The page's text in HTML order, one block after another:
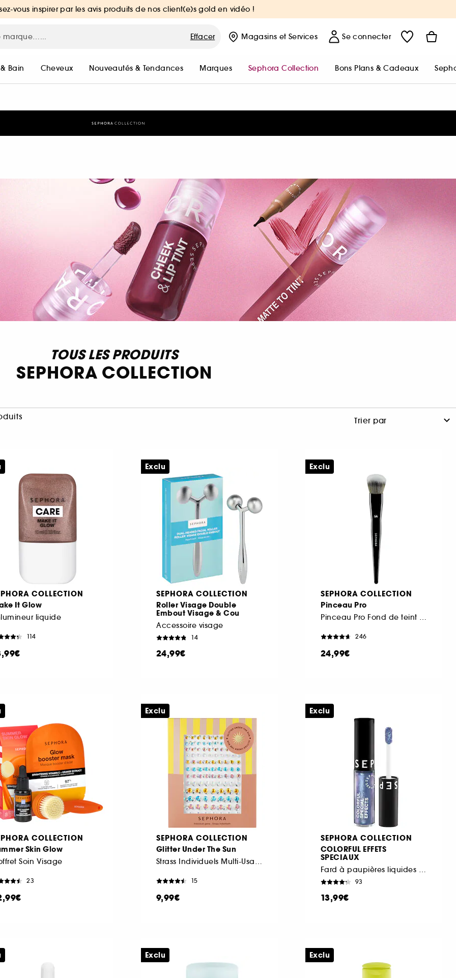
vous inspirer par les avis produits de nos client(e)s gold en vidéo !
Effacer Magasins et Services Se connecter
Bain Cheveux Nouveautés & Tendances Marques Sephora Collection Bons Plans & Cadeaux
TOUS LES PRODUITS
SEPHORA COLLECTION
COLLECTION
It Glow
liquide
114
SEPHORA COLLECTION
Roller Visage Double
Embout Visage & Cou
Accessoire visage
14
24,99€
Exclu
SEPHORA COLLECTION
Pinceau Pro
Pinceau Pro Fond de teint #64
246
24,99€
Exclu
COLLECTION
Skin Glow
Soin Visage
23
SEPHORA COLLECTION
Glitter Under The Sun
Strass Individuels Multi-Usages
15
9,99€
Exclu
SEPHORA COLLECTION
COLORFUL EFFETS
SPECIAUX
Fard à paupières liquides pailleté
93
13,99€
Exclu
Exclu Exclu